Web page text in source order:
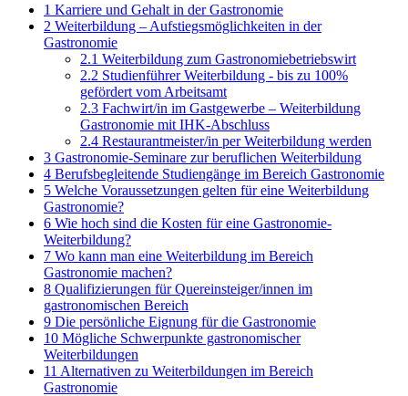
1 Karriere und Gehalt in der Gastronomie
2 Weiterbildung – Aufstiegsmöglichkeiten in der
Gastronomie
2.1 Weiterbildung zum Gastronomiebetriebswirt
2.2 Studienführer Weiterbildung - bis zu 100%
gefördert vom Arbeitsamt
2.3 Fachwirt/in im Gastgewerbe – Weiterbildung
Gastronomie mit IHK-Abschluss
2.4 Restaurantmeister/in per Weiterbildung werden
3 Gastronomie-Seminare zur beruflichen Weiterbildung
4 Berufsbegleitende Studiengänge im Bereich Gastronomie
5 Welche Voraussetzungen gelten für eine Weiterbildung
Gastronomie?
6 Wie hoch sind die Kosten für eine Gastronomie-
Weiterbildung?
7 Wo kann man eine Weiterbildung im Bereich
Gastronomie machen?
8 Qualifizierungen für Quereinsteiger/innen im
gastronomischen Bereich
9 Die persönliche Eignung für die Gastronomie
10 Mögliche Schwerpunkte gastronomischer
Weiterbildungen
11 Alternativen zu Weiterbildungen im Bereich
Gastronomie